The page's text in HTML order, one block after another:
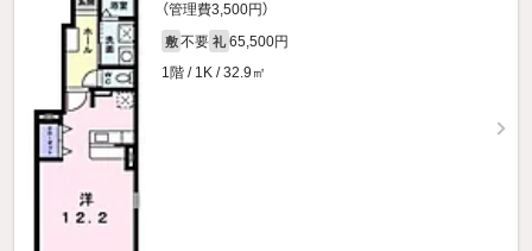
（管理費3,500円）
敷 不要 礼 65,500円
1階 / 1K / 32.9㎡